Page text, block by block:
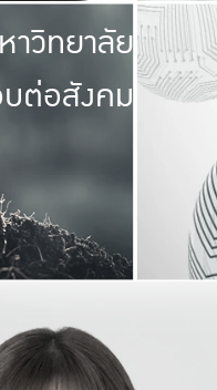
าวิทยาลัย
ต่อสังคม